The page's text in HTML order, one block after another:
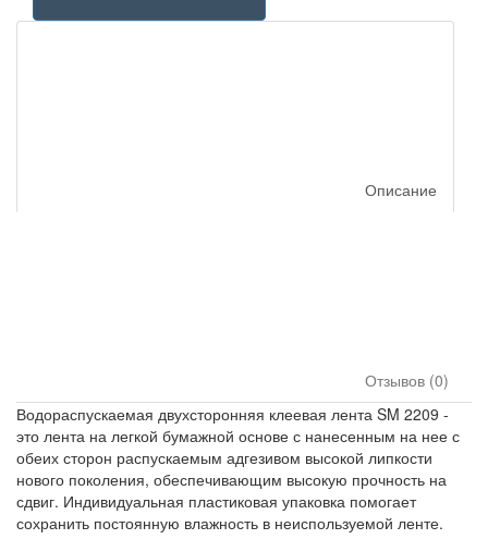
Описание
Отзывов (0)
Водораспускаемая двухсторонняя клеевая лента SM 2209 -
это лента на легкой бумажной основе с нанесенным на нее с
обеих сторон распускаемым адгезивом высокой липкости
нового поколения, обеспечивающим высокую прочность на
сдвиг. Индивидуальная пластиковая упаковка помогает
сохранить постоянную влажность в неиспользуемой ленте.